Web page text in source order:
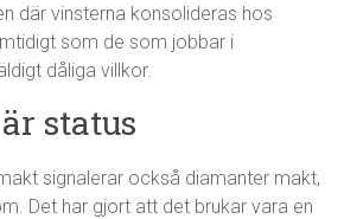
där vinsterna konsolideras hos
som de som jobbar i
dåliga villkor.
status
signalerar också diamanter makt,
Det har gjort att det brukar vara en